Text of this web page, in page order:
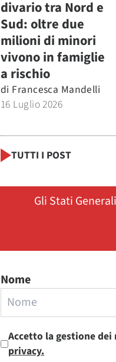
divario tra Nord e
Sud: oltre due
milioni di minori
vivono in famiglie
a rischio
di Francesca Mandelli
16 Luglio 2026
TUTTI I POST
Gli Stati
Nome
Accetto la gestione
privacy.